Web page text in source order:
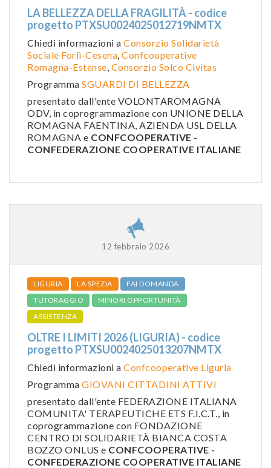
LA BELLEZZA DELLA FRAGILITÀ - codice
progetto PTXSU0024025012719NMTX
Chiedi informazioni a Consorzio Solidarietà
Sociale Forlì-Cesena, Confcooperative
Romagna-Estense, Consorzio Solco Civitas
Programma SGUARDI DI BELLEZZA
presentato dall'ente VOLONTAROMAGNA
ODV, in coprogrammazione con UNIONE DELLA
ROMAGNA FAENTINA, AZIENDA USL DELLA
ROMAGNA e CONFCOOPERATIVE -
CONFEDERAZIONE COOPERATIVE ITALIANE
12 febbraio 2026
LIGURIA LA SPEZIA
FAI DOMANDA
TUTORAGGIO
MINORI OPPORTUNITÀ
ASSISTENZA
OLTRE I LIMITI 2026 (LIGURIA) - codice
progetto PTXSU0024025013207NMTX
Chiedi informazioni a Confcooperative Liguria
Programma GIOVANI CITTADINI ATTIVI
presentato dall'ente FEDERAZIONE ITALIANA
COMUNITA' TERAPEUTICHE ETS F.I.C.T., in
coprogrammazione con FONDAZIONE
CENTRO DI SOLIDARIETÀ BIANCA COSTA
BOZZO ONLUS e CONFCOOPERATIVE -
CONFEDERAZIONE COOPERATIVE ITALIANE